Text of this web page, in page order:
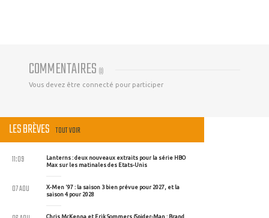
COMMENTAIRES (0)
Vous devez être connecté pour participer
LES BRÈVES TOUT VOIR
Lanterns : deux nouveaux extraits pour la série HBO
Max sur les matinales des Etats-Unis
11:09
X-Men '97 : la saison 3 bien prévue pour 2027, et la
saison 4 pour 2028
07 AOU
Chris McKenna et Erik Sommers (Spider-Man : Brand